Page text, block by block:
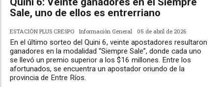
Sale, uno de ellos es entrerriano
ESTACIÓN PLUS CRESPO Información General 05 de abril de 2026
En el último sorteo del Quini 6, veinte apostadores resultaron
ganadores en la modalidad “Siempre Sale”, donde cada uno
se llevó un premio superior a los $16 millones. Entre los
afortunados, se encuentra un apostador oriundo de la
provincia de Entre Ríos.